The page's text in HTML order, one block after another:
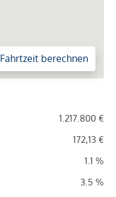
Fahrtzeit berechnen
1.217.800 €
172,13 €
1.1 %
3.5 %